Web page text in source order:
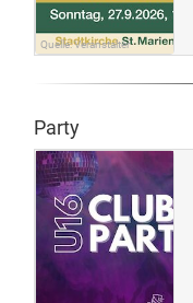
Quelle: Veranstalter
Party